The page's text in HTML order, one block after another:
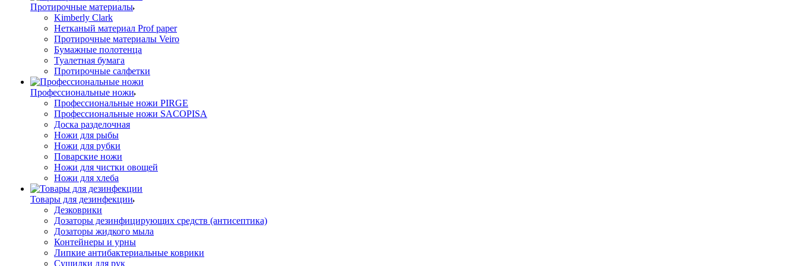
Протирочные материалы
Kimberly Clark
Нетканый материал Prof paper
Протирочные материалы Veiro
Бумажные полотенца
Туалетная бумага
Протирочные салфетки
Профессиональные ножи
Профессиональные ножи PIRGE
Профессиональные ножи SACOPISA
Доска разделочная
Ножи для рыбы
Ножи для рубки
Поварские ножи
Ножи для чистки овощей
Ножи для хлеба
Товары для дезинфекции
Дезковрики
Дозаторы дезинфицирующих средств (антисептика)
Дозаторы жидкого мыла
Контейнеры и урны
Липкие антибактериальные коврики
Сушилки для рук